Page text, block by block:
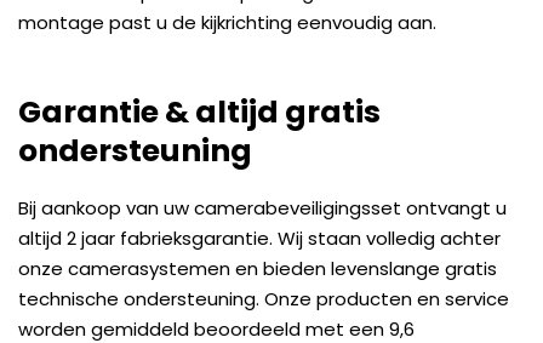
montage past u de kijkrichting eenvoudig aan.
Garantie & altijd gratis
ondersteuning
Bij aankoop van uw camerabeveiligingsset ontvangt u
altijd 2 jaar fabrieksgarantie. Wij staan volledig achter
onze camerasystemen en bieden levenslange gratis
technische ondersteuning. Onze producten en service
worden gemiddeld beoordeeld met een 9,6